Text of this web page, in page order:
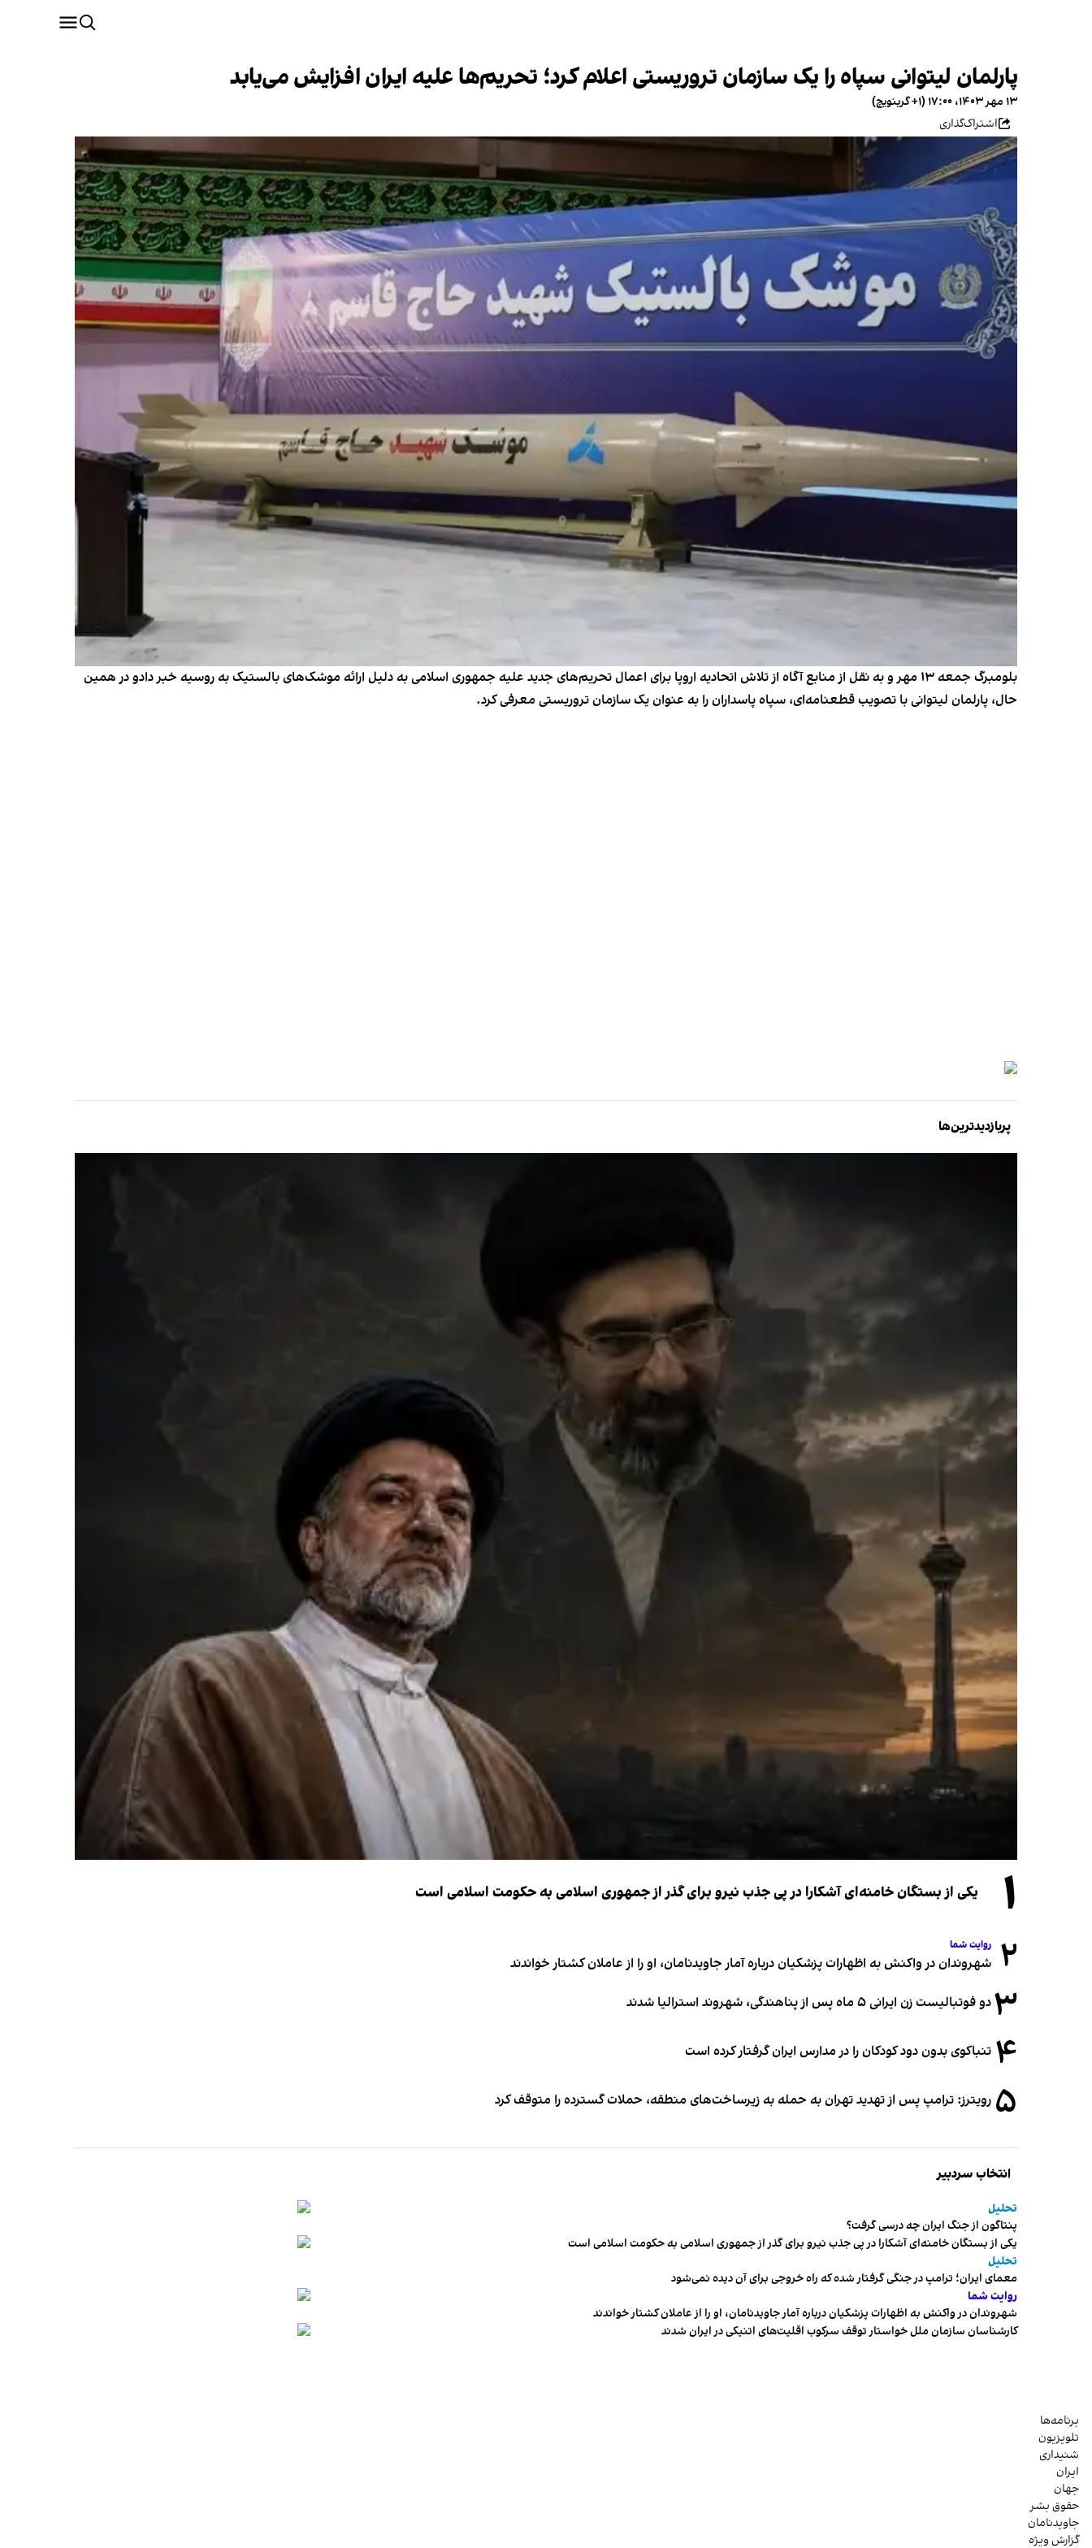
پارلمان لیتوانی سپاه را یک سازمان تروریستی اعلام کرد؛ تحریم‌ها علیه ایران افزایش می‌یابد
۱۳ مهر ۱۴۰۳، ۱۷:۰۰ (‎+۱ گرینویچ)
اشتراک‌گذاری
بلومبرگ جمعه ۱۳ مهر و به نقل از منابع آگاه از تلاش اتحادیه اروپا برای اعمال تحریم‌های جدید علیه جمهوری اسلامی به دلیل ارائه موشک‌های بالستیک به روسیه خبر دادو در همین‌
حال، پارلمان لیتوانی با تصویب قطعنامه‌ای، سپاه پاسداران را به عنوان یک سازمان تروریستی معرفی کرد.
پربازدیدترین‌ها
۱ یکی از بستگان خامنه‌ای آشکارا در پی جذب نیرو برای گذر از جمهوری اسلامی به حکومت اسلامی است
۲ روایت شما
شهروندان در واکنش به اظهارات پزشکیان درباره آمار جاویدنامان، او را از عاملان کشتار خواندند
۳دو فوتبالیست زن ایرانی ۵ ماه پس از پناهندگی، شهروند استرالیا شدند
۴ تنباکوی بدون دود کودکان را در مدارس ایران گرفتار کرده است
۵ رویترز: ترامپ پس از تهدید تهران به حمله به زیرساخت‌های منطقه، حملات گسترده را متوقف کرد
انتخاب سردبیر
تحلیل
پنتاگون از جنگ ایران چه درسی گرفت؟
یکی از بستگان خامنه‌ای آشکارا در پی جذب نیرو برای گذر از جمهوری اسلامی به حکومت اسلامی است
تحلیل
معمای ایران؛ ترامپ در جنگی گرفتار شده که راه خروجی برای آن دیده نمی‌شود
روایت شما
شهروندان در واکنش به اظهارات پزشکیان درباره آمار جاویدنامان، او را از عاملان کشتار خواندند
کارشناسان سازمان ملل خواستار توقف سرکوب اقلیت‌های اتنیکی در ایران شدند
برنامه‌ها
تلویزیون
شنیداری
ایران
جهان
حقوق بشر
جاویدنامان
گزارش ویژه